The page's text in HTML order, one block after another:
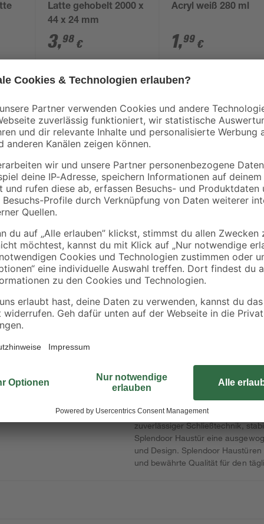
Latte gehobelt 2000 x
44 x 24 mm
3,98 €
Acryl weiß 280 ml
1,99 €
Splendoor Haustüren –
Design, solide Qualität und eine
funktionale Technik mit einer
als auch für Renovierungen. Die
Bautiefe von 70 mm. Das
und Sicherheit im Alltag,
Dank der gedämmten
bietet die Haustür einen
hervorragende Wärmedämmwert
Heizkosten und macht diese Tür
energieeffiziente Neubauten.
3-fach ISO-Verglasung. Es
sondern dient gleichzeitig als
Einstellung der Tür in Höhe,
Funktion sowie langfristigen
Farbvarianten und optionale
unterschiedliche Wohnstile –
garantiert eine lange
zuverlässiger Schließtechnik,
Splendoor Haustür eine
und Design. Splendoor
und bewährte Qualität für den